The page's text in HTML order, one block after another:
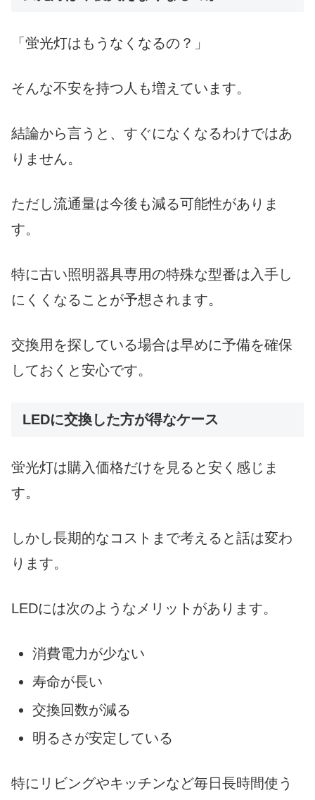
「蛍光灯はもうなくなるの？」
そんな不安を持つ人も増えています。
結論から言うと、すぐになくなるわけではあ
りません。
ただし流通量は今後も減る可能性がありま
す。
特に古い照明器具専用の特殊な型番は入手し
にくくなることが予想されます。
交換用を探している場合は早めに予備を確保
しておくと安心です。
LEDに交換した方が得なケース
蛍光灯は購入価格だけを見ると安く感じま
す。
しかし長期的なコストまで考えると話は変わ
ります。
LEDには次のようなメリットがあります。
消費電力が少ない
寿命が長い
交換回数が減る
明るさが安定している
特にリビングやキッチンなど毎日長時間使う